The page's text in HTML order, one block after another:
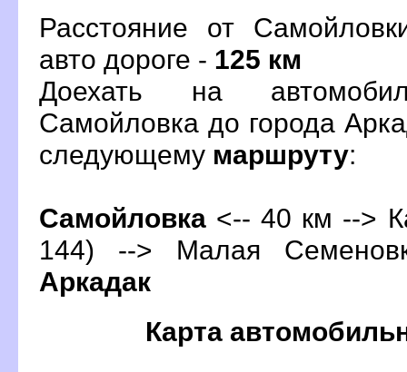
Расстояние от
авто дороге - 125 км
Доехать на
Самойловка до города
следующему маршруту:
Самойловка <-- 40 км -->
144) --> Малая
Аркадак
Карта